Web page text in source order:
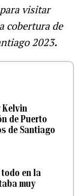
para visitar
cobertura de
2023.
Kelvin
de Puerto
de Santiago
en la
muy